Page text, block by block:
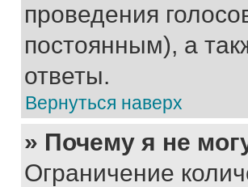
проведения
постоянным), а
ответы.
Вернуться наверх
» Почему я не
Ограничение